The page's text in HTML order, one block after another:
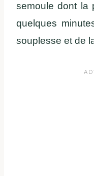
semoule dont la
quelques
souplesse et de